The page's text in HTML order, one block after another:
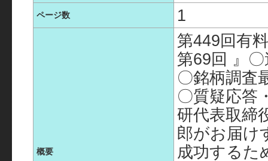
ページ数 1
概要
第449回有
第69回 』
〇銘柄調査
〇質疑応
研代表取締
郎がお届け
成功するた